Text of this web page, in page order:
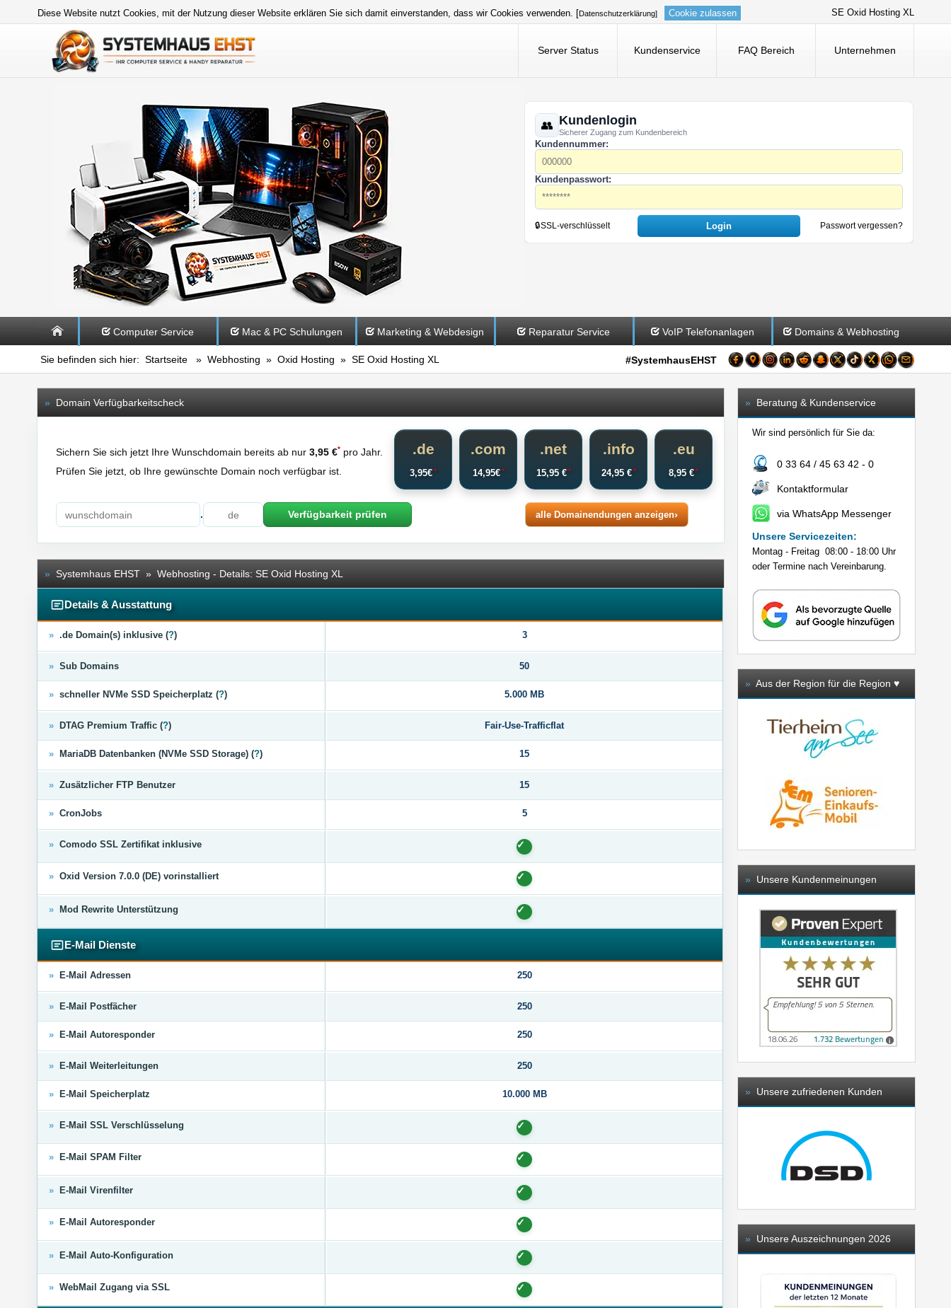
SE Oxid Hosting XL
Diese Website nutzt Cookies, mit der Nutzung dieser Website erklären Sie sich damit einverstanden, dass wir Cookies verwenden. [ Datenschutzerklärung] Cookie zulassen
Server Status Kundenservice FAQ Bereich Unternehmen
Kundenlogin
Sicherer Zugang zum Kundenbereich
Kundennummer:
Kundenpasswort:
🔒SSL-verschlüsselt Passwort vergessen?
Computer Service Mac & PC Schulungen Marketing & Webdesign Reparatur Service VoIP Telefonanlagen Domains & Webhosting
Sie befinden sich hier: Startseite » Webhosting » Oxid Hosting » SE Oxid Hosting XL #SystemhausEHST
» Domain Verfügbarkeitscheck
Sichern Sie sich jetzt Ihre Wunschdomain bereits ab nur 3,95 €* pro Jahr.
Prüfen Sie jetzt, ob Ihre gewünschte Domain noch verfügbar ist.
.de
3,95€*
.com
14,95€*
.net
15,95 €*
.info
24,95 €*
.eu
8,95 €*
. Verfügbarkeit prüfen alle Domainendungen anzeigen
» Systemhaus EHST » Webhosting - Details: SE Oxid Hosting XL
Details & Ausstattung
» .de Domain(s) inklusive (?) 3
» Sub Domains 50
» schneller NVMe SSD Speicherplatz (?) 5.000 MB
» DTAG Premium Traffic (?) Fair-Use-Trafficflat
» MariaDB Datenbanken (NVMe SSD Storage) (?) 15
» Zusätzlicher FTP Benutzer 15
» CronJobs 5
» Comodo SSL Zertifikat inklusive
» Oxid Version 7.0.0 (DE) vorinstalliert
» Mod Rewrite Unterstützung
E-Mail Dienste
» E-Mail Adressen 250
» E-Mail Postfächer 250
» E-Mail Autoresponder 250
» E-Mail Weiterleitungen 250
» E-Mail Speicherplatz 10.000 MB
» E-Mail SSL Verschlüsselung
» E-Mail SPAM Filter
» E-Mail Virenfilter
» E-Mail Autoresponder
» E-Mail Auto-Konfiguration
» WebMail Zugang via SSL
» Beratung & Kundenservice
Wir sind persönlich für Sie da:
0 33 64 / 45 63 42 - 0
Kontaktformular
via WhatsApp Messenger
Unsere Servicezeiten:
Montag - Freitag 08:00 - 18:00 Uhr
oder Termine nach Vereinbarung.
» Aus der Region für die Region ♥️
» Unsere Kundenmeinungen
» Unsere zufriedenen Kunden
» Unsere Auszeichnungen 2026